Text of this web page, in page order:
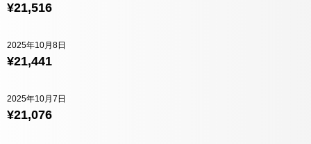
¥21,516
¥21,441
2025年10月8日
¥21,076
2025年10月7日